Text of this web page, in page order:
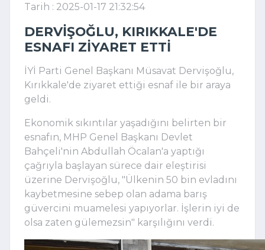
Tarih : 2025-01-17 21:32:54
DERVIŞOĞLU, KIRIKKALE'DE
ESNAFI ZIYARET ETTI
İYİ Parti Genel Başkanı Müsavat Dervişoğlu,
Kırıkkale'de ziyaret ettiği esnaf ile bir araya
geldi.
Ekonomik sıkıntılar yaşadığını belirten bir
esnafın, MHP Genel Başkanı Devlet
Bahçeli'nin Abdullah Öcalan'a yaptığı
çağrıyla başlayan sürece dair eleştirisi
üzerine Dervişoğlu, "Ülkenin 50 bin evladını
kaybetmesine sebep olan adama barış
güvercini muamelesi yapıyorlar. İşlerin iyi de
olsa zaten gülemezsin" karşılığını verdi.